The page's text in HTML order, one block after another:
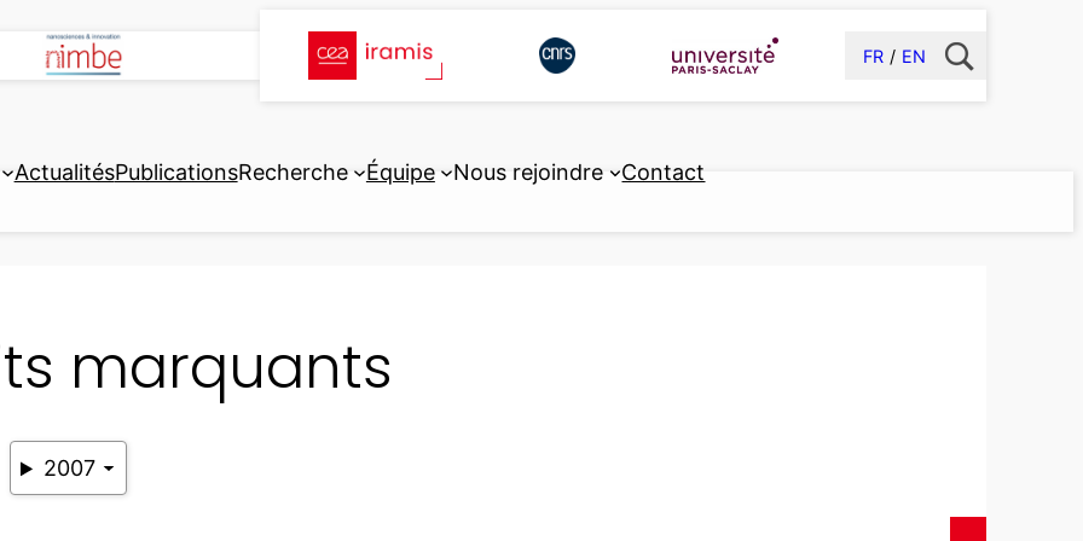
FR EN
ActualitésPublicationsRecherche Équipe Nous rejoindre Contact
marquants
2007